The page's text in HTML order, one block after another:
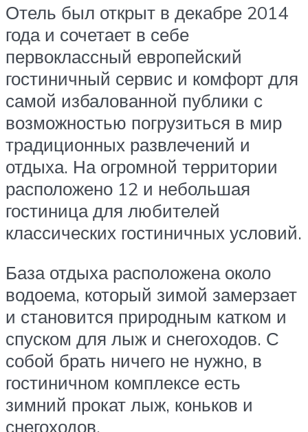
Отель был открыт в декабре 2014
года и сочетает в себе
первоклассный европейский
гостиничный сервис и комфорт для
самой избалованной публики с
возможностью погрузиться в мир
традиционных развлечений и
отдыха. На огромной территории
расположено 12 и небольшая
гостиница для любителей
классических гостиничных условий.
База отдыха расположена около
водоема, который зимой замерзает
и становится природным катком и
спуском для лыж и снегоходов. С
собой брать ничего не нужно, в
гостиничном комплексе есть
зимний прокат лыж, коньков и
снегоходов.